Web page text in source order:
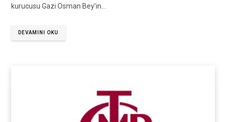
kurucusu Gazi Osman Bey’in…
DEVAMINI OKU